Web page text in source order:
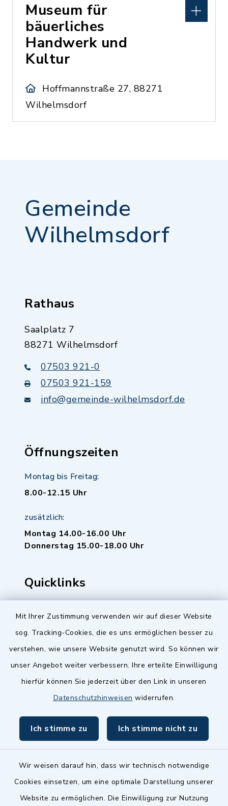
Mit Ihrer Zustimmung verwenden wir auf dieser Website
sog. Tracking-Cookies, die es uns ermöglichen besser zu
verstehen, wie unsere Website genutzt wird. So können wir
unser Angebot weiter verbessern. Ihre erteilte Einwilligung
hierfür können Sie jederzeit über den Link in unseren
Datenschutzhinweisen widerrufen.
Ich stimme zu Ich stimme nicht zu
Wir weisen darauf hin, dass wir technisch notwendige
Cookies einsetzen, um eine optimale Darstellung unserer
Website zu ermöglichen. Die Einwilligung zur Nutzung
Museum für
bäuerliches
Handwerk und
Kultur
Hoffmannstraße 27, 88271
Wilhelmsdorf
Gemeinde
Wilhelmsdorf
Rathaus
Saalplatz 7
88271 Wilhelmsdorf
07503 921-0
07503 921-159
info@gemeinde-wilhelmsdorf.de
Öffnungszeiten
Montag bis Freitag:
8.00-12.15 Uhr
zusätzlich:
Montag 14.00-16.00 Uhr
Donnerstag 15.00-18.00 Uhr
Quicklinks
Serviceportal Baden-Württemberg
Website in Leichter Sprache
Kontakt